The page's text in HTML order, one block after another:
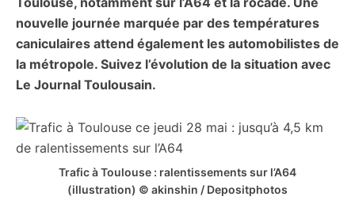
nouvelle journée marquée par des températures
caniculaires attend également les automobilistes de
la métropole. Suivez l’évolution de la situation avec
Le Journal Toulousain.
Trafic à Toulouse : ralentissements sur l’A64
(illustration) © akinshin / Depositphotos